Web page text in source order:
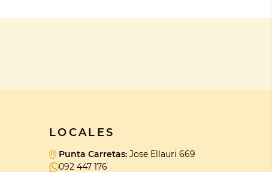
LOCALES
Punta Carretas: Jose Ellauri 669
092 447 176